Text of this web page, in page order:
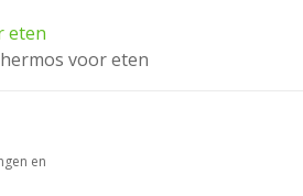
eten
voor eten
en